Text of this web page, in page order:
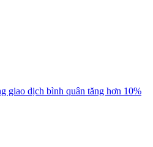
giao dịch bình quân tăng hơn 10%